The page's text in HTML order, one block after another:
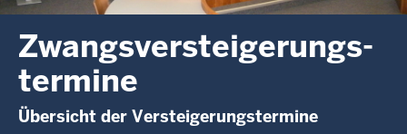
Zwangsversteigerungs­
termine
Übersicht der Versteigerungstermine